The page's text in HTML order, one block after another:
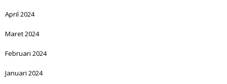
April 2024
Maret 2024
Februari 2024
Januari 2024